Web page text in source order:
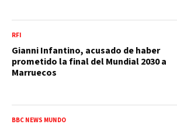
RFI
Gianni Infantino, acusado de haber
prometido la final del Mundial 2030 a
Marruecos
BBC NEWS MUNDO